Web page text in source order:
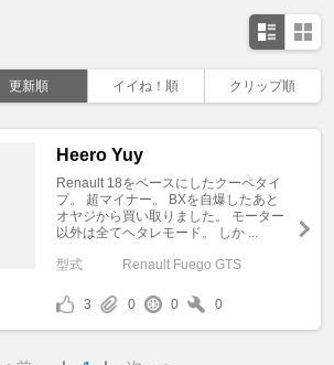
更新順 イイね！順 クリップ順
Heero Yuy
Renault 18をベースにしたクーペタイ
プ。 超マイナー。 BXを自爆したあと
オヤジから買い取りました。 モーター
以外は全てヘタレモード。 しか ...
型式 Renault Fuego GTS
3 0 0 0